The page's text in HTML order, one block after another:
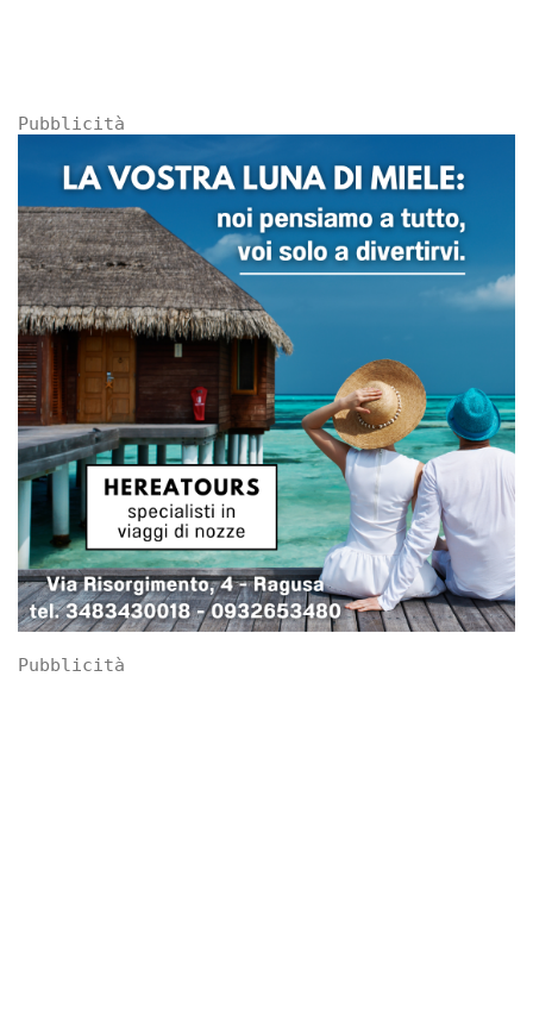
Pubblicità
Pubblicità